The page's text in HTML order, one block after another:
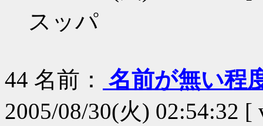
スッパ
44 名前：
名前が無い程
2005/08/30(火) 02:54:32